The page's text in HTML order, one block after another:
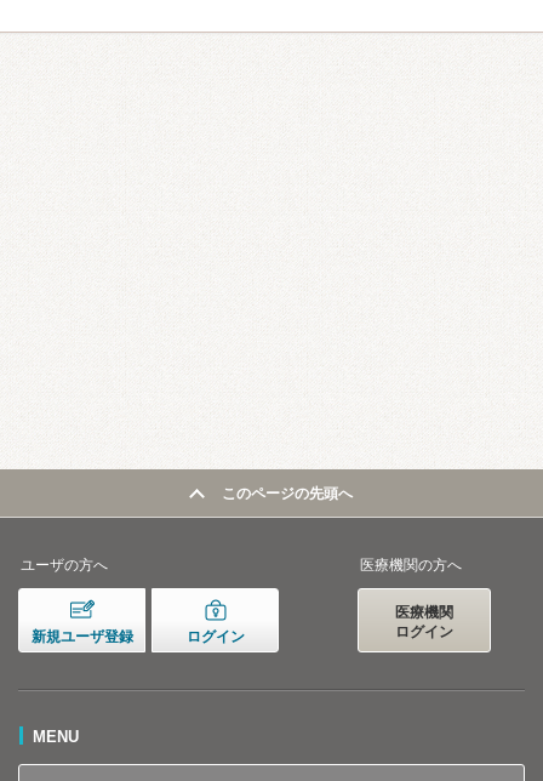
このページの先頭へ
ユーザの方へ
新規ユーザ登録 ログイン
医療機関の方へ
医療機関
ログイン
MENU